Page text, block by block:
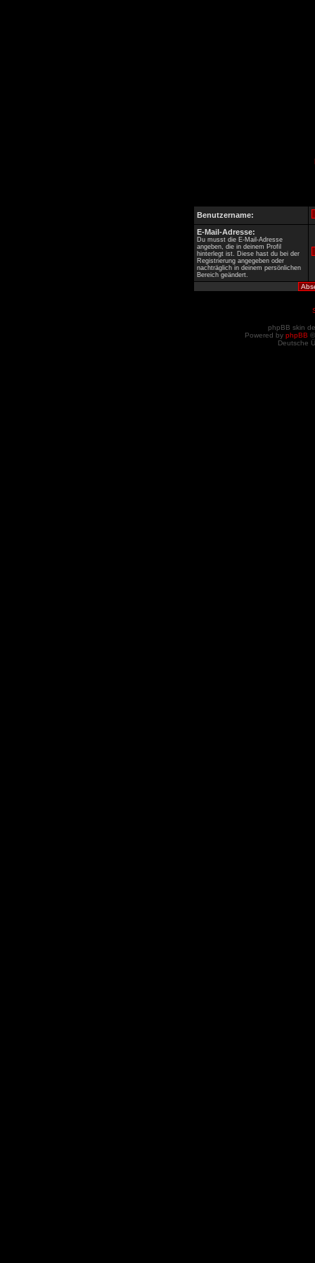
Benutzername:
E-Mail-Adresse:
Du musst die E-Mail-Adresse
angeben, die in deinem Profil
hinterlegt ist. Diese hast du bei der
Registrierung angegeben oder
nachträglich in deinem persönlichen
Bereich geändert.
phpBB skin
Powered by phpBB
Deutsche